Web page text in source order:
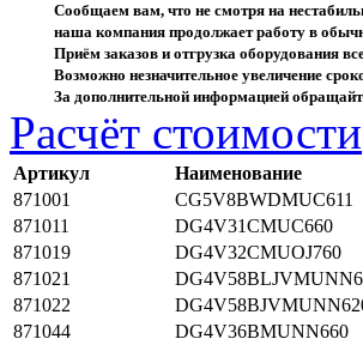
Сообщаем вам, что не смотря на
наша компания продолжает работу в
Приём заказов и отгрузка оборудования
Возможно незначительное увеличение
За дополнительной информацией
Расчёт стоимости
Артикул
Наименование
871001
CG5V8BWDMUC611
871011
DG4V31CMUC660
871019
DG4V32CMUOJ760
871021
871022
871044
DG4V36BMUNN660